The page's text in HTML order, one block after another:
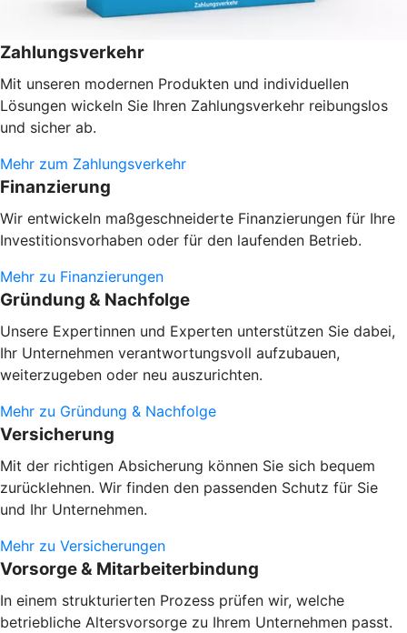
Zahlungsverkehr
Mit unseren modernen Produkten und individuellen
Lösungen wickeln Sie Ihren Zahlungsverkehr reibungslos
und sicher ab.
Mehr zum Zahlungsverkehr
Finanzierung
Wir entwickeln maßgeschneiderte Finanzierungen für Ihre
Investitionsvorhaben oder für den laufenden Betrieb.
Mehr zu Finanzierungen
Gründung & Nachfolge
Unsere Expertinnen und Experten unterstützen Sie dabei,
Ihr Unternehmen verantwortungsvoll aufzubauen,
weiterzugeben oder neu auszurichten.
Mehr zu Gründung & Nachfolge
Versicherung
Mit der richtigen Absicherung können Sie sich bequem
zurücklehnen. Wir finden den passenden Schutz für Sie
und Ihr Unternehmen.
Mehr zu Versicherungen
Vorsorge & Mitarbeiterbindung
In einem strukturierten Prozess prüfen wir, welche
betriebliche Altersvorsorge zu Ihrem Unternehmen passt.